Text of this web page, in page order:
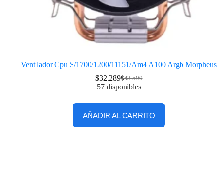
Ventilador Cpu S/1700/1200/11151/Am4 A100 Argb Morpheus
$43.590
$32.289
57 disponibles
AÑADIR AL CARRITO